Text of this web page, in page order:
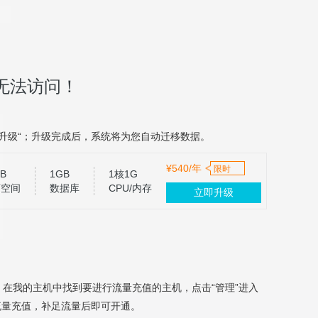
访问！
“；升级完成后，系统将为您自动迁移数据。
间
1GB
数据库
1核1G
CPU/内存
¥540/年 限时
立即升级
在我的主机中找到要进行流量充值的主机，点击“管理”进入
充值，补足流量后即可开通。